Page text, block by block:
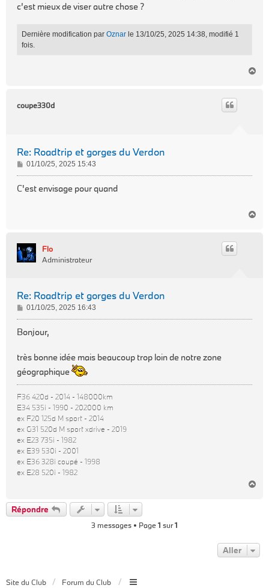
c’est mieux de viser autre chose ?
Dernière modification par Oznar le 13/10/25, 2025 14:38, modifié 1
fois.
coupe330d
Re: Roadtrip et gorges du Verdon
M
e
s
01/10/25, 2025 15:43
C'est envisage pour quand
Flo
Administrateur
Re: Roadtrip et gorges du Verdon
M
e
g
e
01/10/25, 2025 16:43
Bonjour,
très bonne idée mais beaucoup trop loin de notre zone
géographique
F36 420d - 2014 - 148000km
E34 535i - 1990 - 202000 km
ex F20 125d M sport - 2014
ex G31 520d M sport xdrive - 2019
ex E23 735i - 1982
ex E39 530i - 2001
ex E36 328i coupé - 1998
ex E28 520i - 1982
Répondre
3 messages • Page1 sur1
Aller
Site du Club Forum du Club